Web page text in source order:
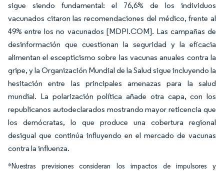
sigue siendo fundamental: el 76,6% de los individuos
vacunados citaron las recomendaciones del médico, frente al
49% entre los no vacunados [MDPI.COM]. Las campañas de
desinformación que cuestionan la seguridad y la eficacia
alimentan el escepticismo sobre las vacunas anuales contra la
gripe, y la Organización Mundial de la Salud sigue incluyendo la
hesitación entre las principales amenazas para la salud
mundial. La polarización política añade otra capa, con los
republicanos autodeclarados mostrando mayor reticencia que
los demócratas, lo que produce una cobertura regional
desigual que continúa influyendo en el mercado de vacunas
contra la influenza.
*Nuestras previsiones consideran los impactos de impulsores y